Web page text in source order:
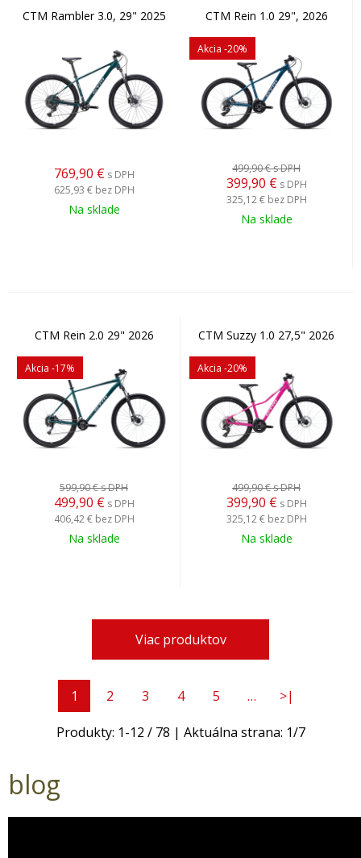
CTM Rambler 3.0, 29" 2025
769,90 € s DPH
625,93 € bez DPH
Na sklade
CTM Rein 1.0 29", 2026
Akcia -20%
499,90 €s DPH
399,90 € s DPH
325,12 € bez DPH
Na sklade
CTM Rein 2.0 29" 2026
Akcia -17%
599,90 €s DPH
499,90 € s DPH
406,42 € bez DPH
Na sklade
CTM Suzzy 1.0 27,5" 2026
Akcia -20%
499,90 €s DPH
399,90 € s DPH
325,12 € bez DPH
Na sklade
Viac produktov
1 2 3 4 5 … >|
Produkty: 1-12 / 78 | Aktuálna strana: 1/7
blog